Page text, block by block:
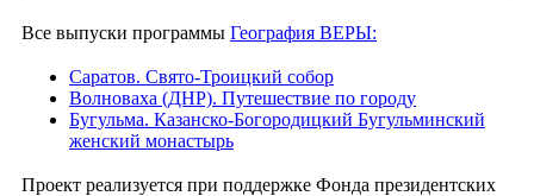
Все выпуски программы География ВЕРЫ:
Саратов. Свято-Троицкий собор
Волноваха (ДНР). Путешествие по городу
Бугульма. Казанско-Богородицкий Бугульминский
женский монастырь
Проект реализуется при поддержке Фонда президентских